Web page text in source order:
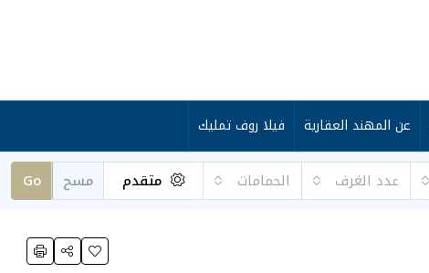
عن المهند العقارية فيلا روف تمليك
عدد الغرف الحمامات متقدم مسح Go